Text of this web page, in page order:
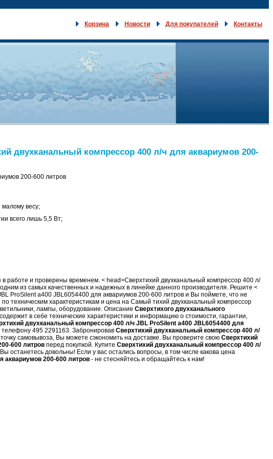
Корзина Новости Для покупателей Контакты
двухканальный компрессор 400 л/ч для аквариумов 200-
200-600 литров
малому весу;
всего лишь 5,5 Вт;
работе и проверены временем. < head>Сверхтихий двухканальный компрессор 400 л/
из самых качественных и надежных в линейке данного производителя. Решите <
ProSilent a400 JBL6054400 для аквариумов 200-600 литров и Вы поймете, что не
характеристикам и цена на Самый тихий двухканальный компрессор
лампы, оборудование. Описание Сверхтихого двухканального
содержит в себе технические характеристики и информацию о стоимости, гарантии,
двухканальный компрессор 400 л/ч JBL ProSilent a400 JBL6054400 для
495 2291163. Забронировав Сверхтихий двухканальный компрессор 400 л/
самовывоза, Вы можете сэкономить на доставке. Вы проверите свою Сверхтихий
600 литров перед покупкой. Купите Сверхтихий двухканальный компрессор 400 л/
останетесь довольны! Если у вас остались вопросы, в том числе какова цена
аквариумов 200-600 литров - не стесняйтесь и обращайтесь к нам!